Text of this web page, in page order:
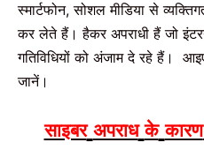
स्मार्टफोन,सोशल मीडिया से
कर लेते हैं। हैकर अपराधी हैं जो
गतिविधियों को अंजाम दे रहे हैं।
जानें।
साइबर अपराध के कारण